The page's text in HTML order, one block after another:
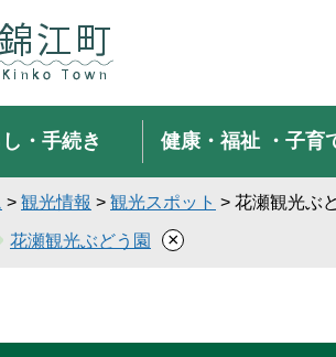
Town
し・手続き 健康・福祉・子育
> 観光情報 > 観光スポット > 花瀬観光ぶ
花瀬観光ぶどう園 ×